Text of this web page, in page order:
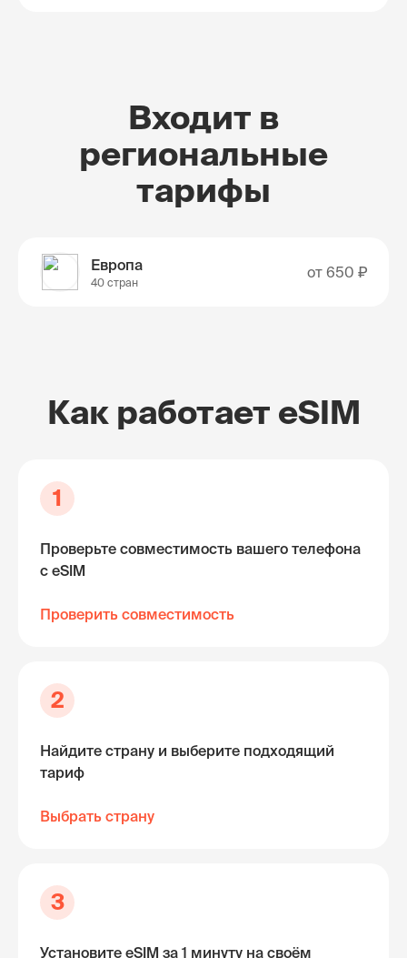
Входит в
региональные
тарифы
Европа
40 стран
от 650 ₽
Как работает eSIM
1
Проверьте совместимость вашего телефона
с eSIM
Проверить совместимость
2
Найдите страну и выберите подходящий
тариф
Выбрать страну
3
Установите eSIM за 1 минуту на своём